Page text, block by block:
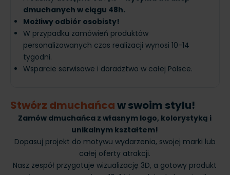
dmuchanych w ciągu 48h.
Możliwy odbiór osobisty!
W przypadku zamówień produktów
personalizowanych czas realizacji wynosi 10-14
tygodni.
Wsparcie serwisowe i doradztwo w całej Polsce.
Stwórz dmuchańcaw swoim stylu!
Zamów dmuchańca z własnym logo, kolorystyką i
unikalnym kształtem!
Dopasuj projekt do motywu wydarzenia, swojej marki lub
całej oferty atrakcji.
Nasz zespół przygotuje wizualizację 3D, a gotowy produkt